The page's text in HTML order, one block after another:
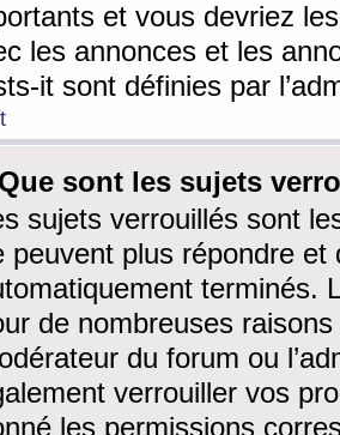
et vous devriez
les annonces et les
it sont définies par
sont les sujets
sujets verrouillés sont
peuvent plus répondre
terminés.
de nombreuses
du forum ou
verrouiller vos
les permissions